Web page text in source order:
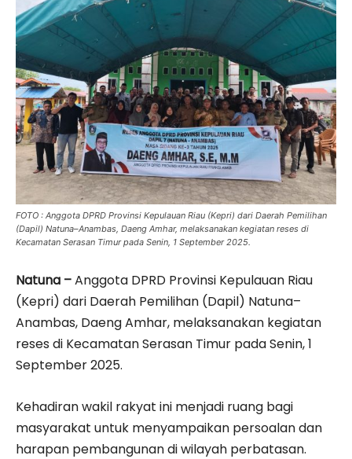
FOTO : Anggota DPRD Provinsi Kepulauan Riau (Kepri) dari Daerah Pemilihan
(Dapil) Natuna–Anambas, Daeng Amhar, melaksanakan kegiatan reses di
Kecamatan Serasan Timur pada Senin, 1 September 2025.
Natuna –Anggota DPRD Provinsi Kepulauan Riau
(Kepri) dari Daerah Pemilihan (Dapil) Natuna–
Anambas, Daeng Amhar, melaksanakan kegiatan
reses di Kecamatan Serasan Timur pada Senin, 1
September 2025.
Kehadiran wakil rakyat ini menjadi ruang bagi
masyarakat untuk menyampaikan persoalan dan
harapan pembangunan di wilayah perbatasan.